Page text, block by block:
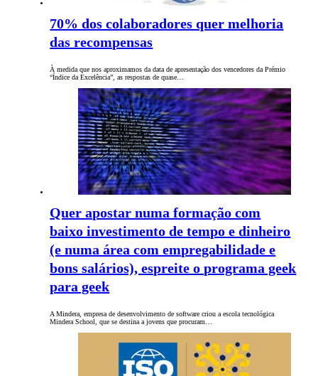
70% dos colaboradores quer melhoria
das recompensas
À medida que nos aproximamos da data de apresentação dos vencedores da Prémio
“Índice da Excelência”, as respostas de quase…
Quer apostar numa formação com
baixo investimento de tempo e dinheiro
(e numa área com empregabilidade e
bons salários), espreite o programa geek
para geek
A Mindera, empresa de desenvolvimento de software criou a escola tecnológica
Mindera School, que se destina a jovens que procuram…